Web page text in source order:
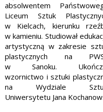
absolwentem
Liceum Sztuk
w Kielcach, kierunku
w kamieniu. Studiował
artystyczną w zakresie
plastycznych na
w Sanoku.
wzornictwo i sztuki
na Wydziale
Uniwersytetu Jana